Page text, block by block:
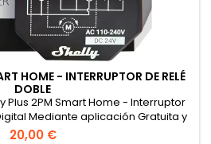
HOME - INTERRUPTOR DE RELÉ
DOBLE
Plus 2PM Smart Home - Interruptor
Mediante aplicación Gratuita y
Wi-Fi
20,00 €